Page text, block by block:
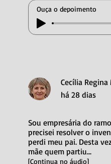
Ouça o depoimento
Cecília
há 28 dias
Sou empresária do
precisei resolver o
perdi meu pai. Desta
mãe quem partiu...
[Continua no áudio]